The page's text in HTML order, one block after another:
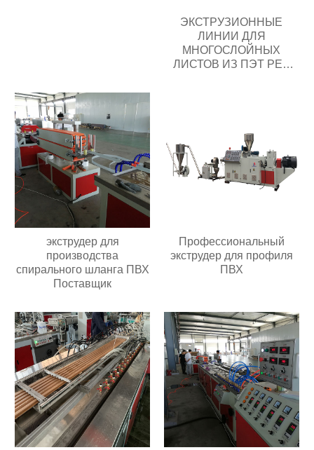
ЭКСТРУЗИОННЫЕ
ЛИНИИ ДЛЯ
МНОГОСЛОЙНЫХ
ЛИСТОВ ИЗ ПЭТ PET
экструдер для
производства
спирального шланга ПВХ
Поставщик
Профессиональный
экструдер для профиля
ПВХ